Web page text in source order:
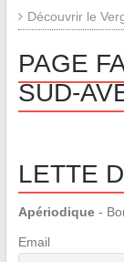
Découvrir le
PAGE
SUD-
LETTE
Apériodique-
Email